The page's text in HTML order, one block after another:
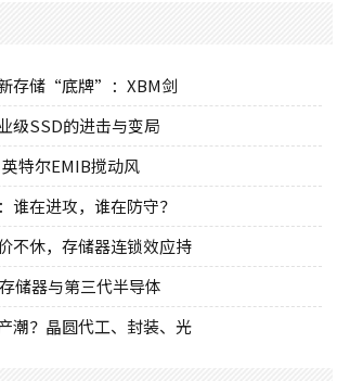
存储“底牌”：XBM剑
级SSD的进击与变局
特尔EMIB搅动风
谁在进攻，谁在防守？
不休，存储器连锁效应持
储器与第三代半导体
潮？晶圆代工、封装、光